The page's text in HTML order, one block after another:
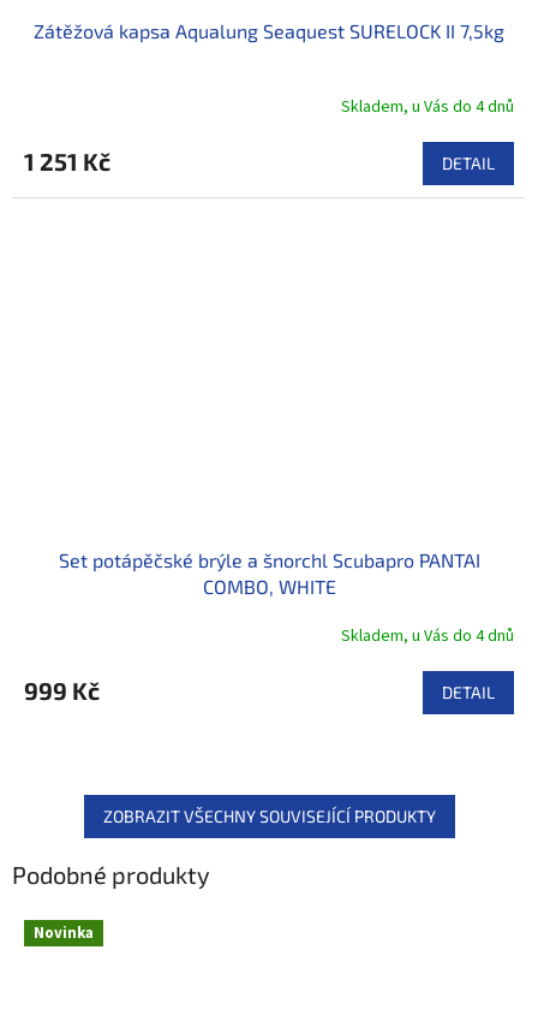
Zátěžová kapsa Aqualung Seaquest SURELOCK II 7,5kg
Skladem, u Vás do 4 dnů
1 251 Kč DETAIL
Set potápěčské brýle a šnorchl Scubapro PANTAI
COMBO, WHITE
Skladem, u Vás do 4 dnů
999 Kč DETAIL
ZOBRAZIT VŠECHNY SOUVISEJÍCÍ PRODUKTY
Podobné produkty
Novinka